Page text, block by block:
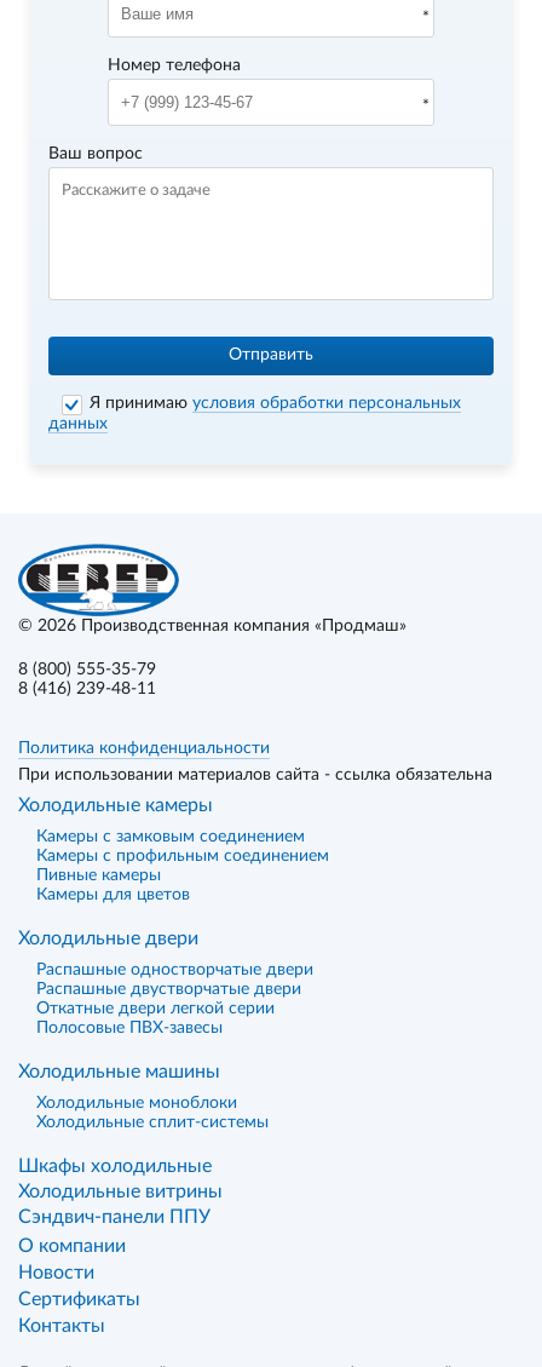
Номер телефона
Ваш вопрос
Отправить
Я принимаюусловия обработки персональных
данных
© 2026 Производственная компания «Продмаш»
8 (800) 555-35-79
8 (416) 239-48-11
Политика конфиденциальности
При использовании материалов сайта - ссылка обязательна
Холодильные камеры
Камеры с замковым соединением
Камеры с профильным соединением
Пивные камеры
Камеры для цветов
Холодильные двери
Распашные одностворчатые двери
Распашные двустворчатые двери
Откатные двери легкой серии
Полосовые ПВХ-завесы
Холодильные машины
Холодильные моноблоки
Холодильные сплит-системы
Шкафы холодильные
Холодильные витрины
Сэндвич-панели ППУ
О компании
Новости
Сертификаты
Контакты